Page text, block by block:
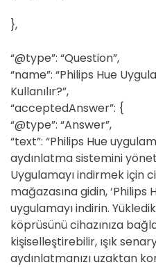
},
“@type”: “Question”,
“name”: “Philips Hue
Kullanılır?”,
“acceptedAnswer”: {
“@type”: “Answer”,
“text”: “Philips Hue
aydınlatma sistemini
Uygulamayı indirmek için
mağazasına gidin, ‘Philips
uygulamayı indirin.
köprüsünü cihazınıza
kişiselleştirebilir, ışık
aydınlatmanızı uzaktan